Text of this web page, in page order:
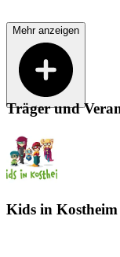
Mehr anzeigen
Träger und
Kids in